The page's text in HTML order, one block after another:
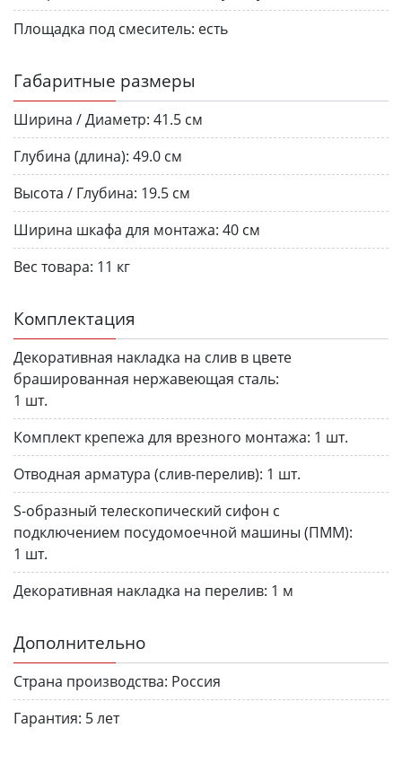
Площадка под смеситель: есть
Габаритные размеры
Ширина / Диаметр: 41.5 см
Глубина (длина): 49.0 см
Высота / Глубина: 19.5 см
Ширина шкафа для монтажа: 40 см
Вес товара: 11 кг
Комплектация
Декоративная накладка на слив в цвете
брашированная нержавеющая сталь:
1 шт.
Комплект крепежа для врезного монтажа: 1 шт.
Отводная арматура (слив-перелив): 1 шт.
S-образный телескопический сифон с
подключением посудомоечной машины (ПММ):
1 шт.
Декоративная накладка на перелив: 1 м
Дополнительно
Страна производства: Россия
Гарантия: 5 лет